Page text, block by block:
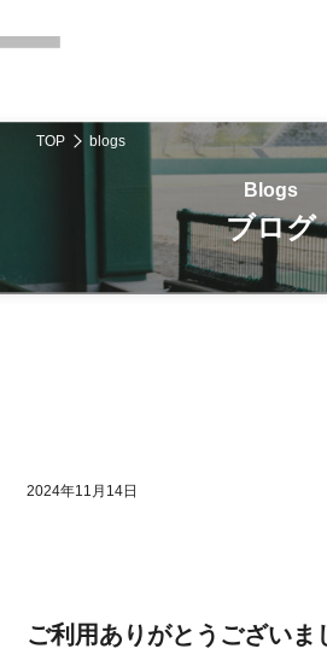
TOP blogs
ブログ
2024年11月14日
ご利用ありがとうございま